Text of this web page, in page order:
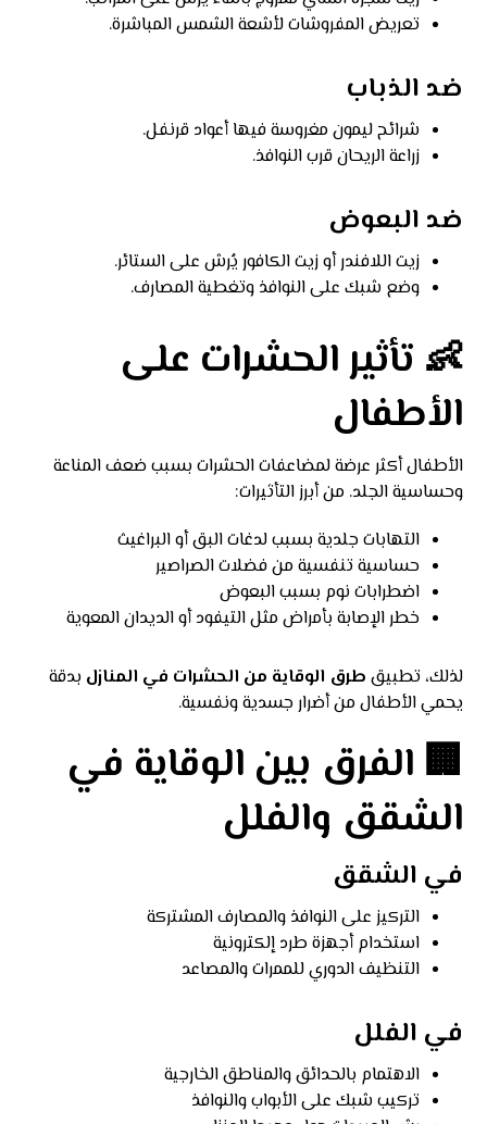
تعريض المفروشات لأشعة الشمس المباشرة.
ضد الذباب
شرائح ليمون مغروسة فيها أعواد قرنفل.
زراعة الريحان قرب النوافذ.
ضد البعوض
زيت اللافندر أو زيت الكافور يُرش على الستائر.
وضع شبك على النوافذ وتغطية المصارف.
👶 تأثير الحشرات على
الأطفال
الأطفال أكثر عرضة لمضاعفات الحشرات بسبب ضعف المناعة
وحساسية الجلد. من أبرز التأثيرات:
التهابات جلدية بسبب لدغات البق أو البراغيث
حساسية تنفسية من فضلات الصراصير
اضطرابات نوم بسبب البعوض
خطر الإصابة بأمراض مثل التيفود أو الديدان المعوية
لذلك، تطبيق طرق الوقاية من الحشرات في المنازل بدقة
يحمي الأطفال من أضرار جسدية ونفسية.
🏢 الفرق بين الوقاية في
الشقق والفلل
في الشقق
التركيز على النوافذ والمصارف المشتركة
استخدام أجهزة طرد إلكترونية
التنظيف الدوري للممرات والمصاعد
في الفلل
الاهتمام بالحدائق والمناطق الخارجية
تركيب شبك على الأبواب والنوافذ